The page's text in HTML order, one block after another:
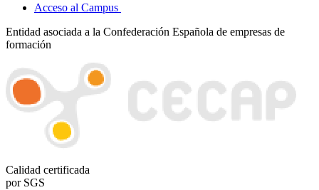
Acceso al Campus
Entidad asociada a la Confederación Española de empresas de
formación
Calidad certificada
por SGS